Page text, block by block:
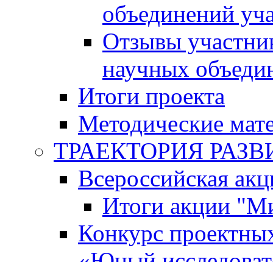
объединений
Отзывы
научных
Итоги проекта
Методические
ТРАЕКТОРИЯ
Всероссийская
Итоги акции
Конкурс